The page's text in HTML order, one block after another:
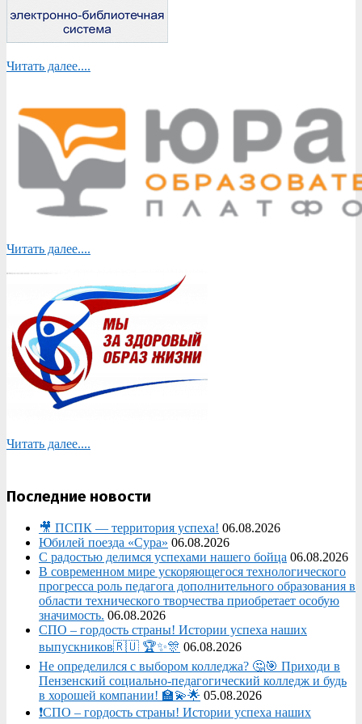
Читать далее....
Читать далее....
Читать далее....
Последние новости
🎥 ПСПК — территория успеха! 06.08.2026
Юбилей поезда «Сура» 06.08.2026
С радостью делимся успехами нашего бойца 06.08.2026
В современном мире ускоряющегося технологического
прогресса роль педагога дополнительного образования в
области технического творчества приобретает особую
значимость. 06.08.2026
СПО – гордость страны! Истории успеха наших
выпускников🇷🇺 🏆✨🎊 06.08.2026
Не определился с выбором колледжа? 🤔🎯 Приходи в
Пензенский социально-педагогический колледж и будь
в хорошей компании! 🏫💫🌟 05.08.2026
❗СПО – гордость страны! Истории успеха наших